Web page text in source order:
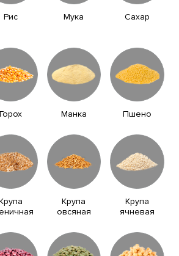
Рис Мука Сахар
Горох Манка Пшено
Крупа
овсяная
Крупа
ячневая